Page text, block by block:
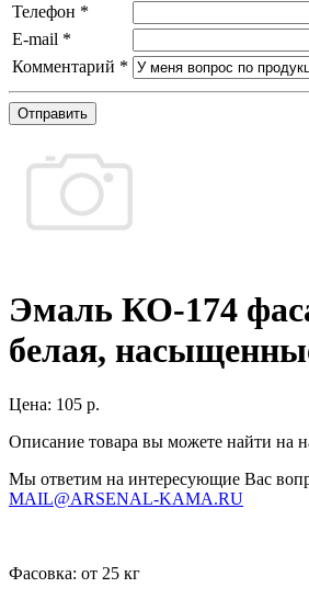
Телефон *
E-mail *
Комментарий *
Отправить
Эмаль КО-174
белая,
Цена: 105 р.
Описание товара вы можете найти на
Мы ответим на интересующие Вас
MAIL@ARSENAL-KAMA.RU
Фасовка: от 25 кг